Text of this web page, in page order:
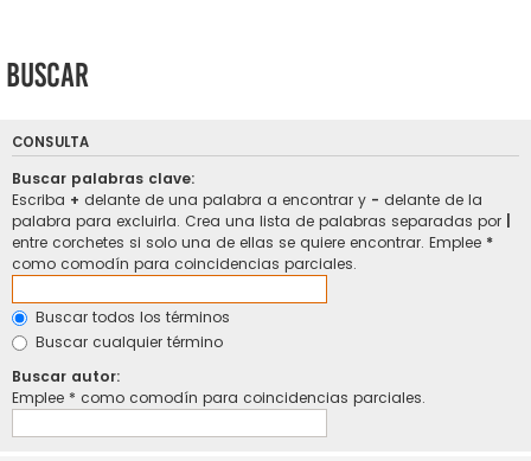
Buscar
CONSULTA
Buscar palabras clave:
Escriba + delante de una palabra a encontrar y - delante de la
palabra para excluirla. Crea una lista de palabras separadas por
entre corchetes si solo una de ellas se quiere encontrar. Emplee *
como comodín para coincidencias parciales.
Buscar todos los términos
Buscar cualquier término
Buscar autor:
Emplee * como comodín para coincidencias parciales.